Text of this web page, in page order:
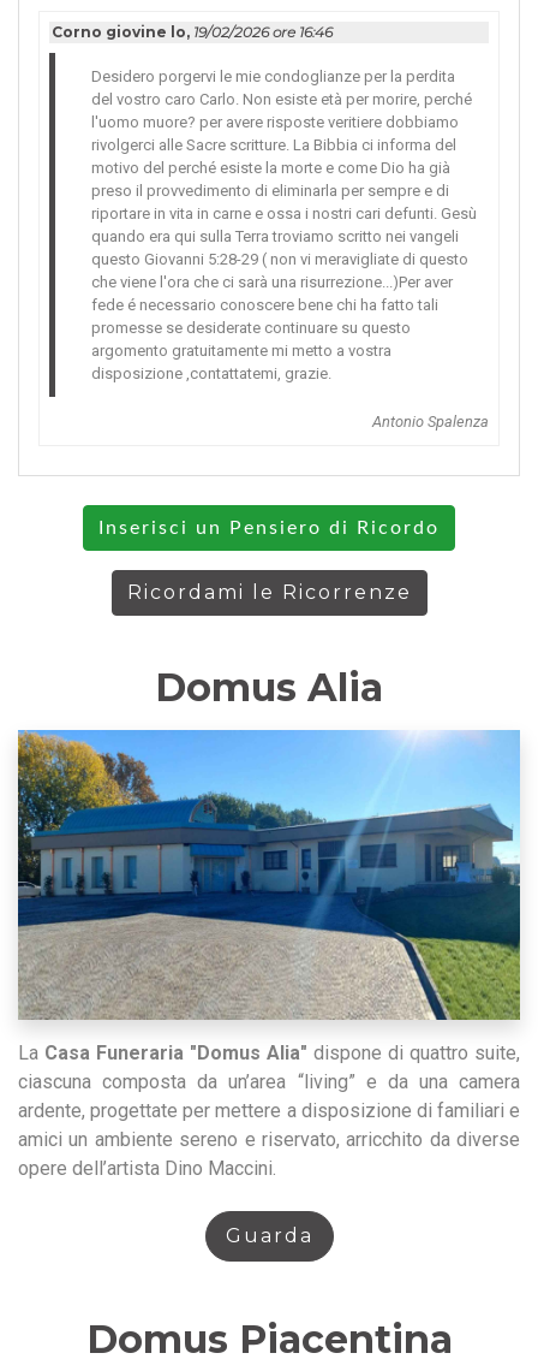
Corno giovine lo, 19/02/2026 ore 16:46
Desidero porgervi le mie condoglianze per la perdita
del vostro caro Carlo. Non esiste età per morire, perché
l'uomo muore? per avere risposte veritiere dobbiamo
rivolgerci alle Sacre scritture. La Bibbia ci informa del
motivo del perché esiste la morte e come Dio ha già
preso il provvedimento di eliminarla per sempre e di
riportare in vita in carne e ossa i nostri cari defunti. Gesù
quando era qui sulla Terra troviamo scritto nei vangeli
questo Giovanni 5:28-29 ( non vi meravigliate di questo
che viene l'ora che ci sarà una risurrezione...)Per aver
fede é necessario conoscere bene chi ha fatto tali
promesse se desiderate continuare su questo
argomento gratuitamente mi metto a vostra
disposizione ,contattatemi, grazie.
Antonio Spalenza
Inserisci un Pensiero di Ricordo
Ricordami le Ricorrenze
Domus Alia
La Casa Funeraria "Domus Alia" dispone di quattro suite,
ciascuna composta da un’area “living” e da una camera
ardente, progettate per mettere a disposizione di familiari e
amici un ambiente sereno e riservato, arricchito da diverse
opere dell’artista Dino Maccini.
Guarda
Domus Piacentina